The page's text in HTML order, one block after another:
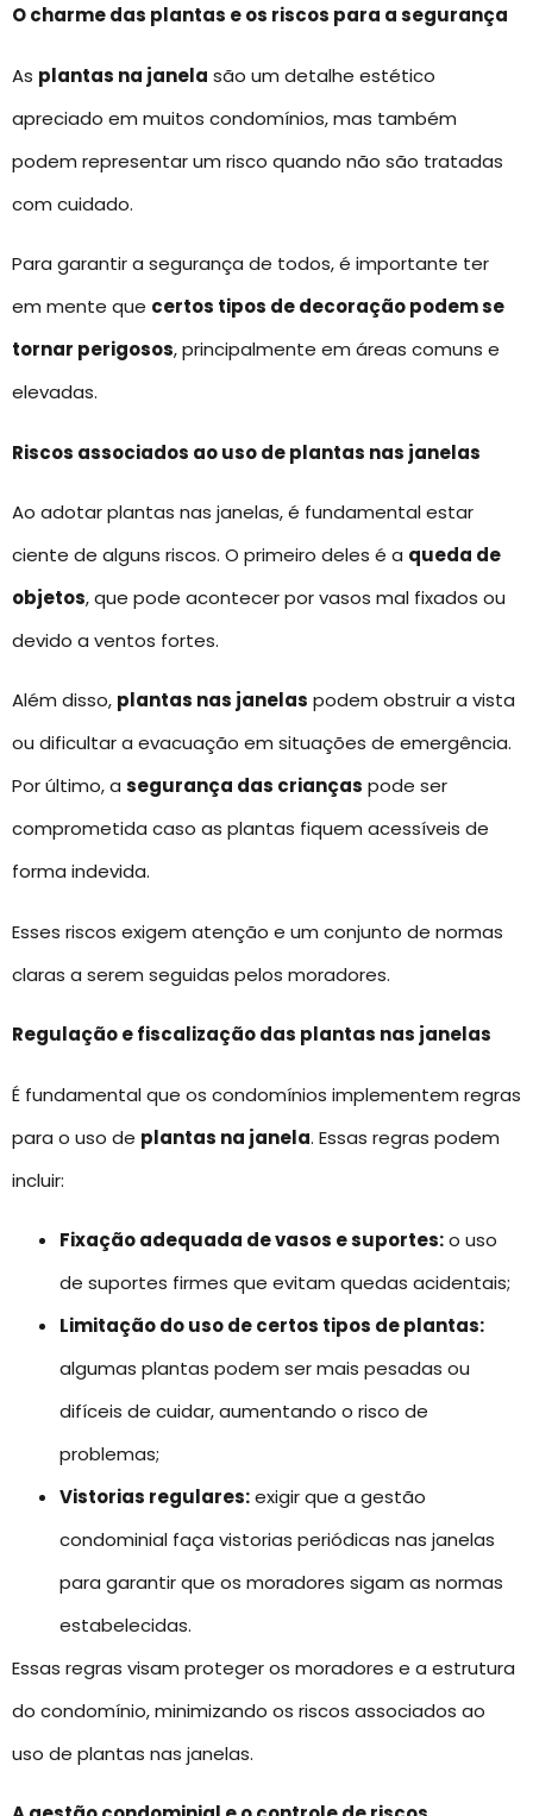
O charme das plantas e os riscos para a segurança
As plantas na janela são um detalhe estético
apreciado em muitos condomínios, mas também
podem representar um risco quando não são tratadas
com cuidado.
Para garantir a segurança de todos, é importante ter
em mente que certos tipos de decoração podem se
tornar perigosos, principalmente em áreas comuns e
elevadas.
Riscos associados ao uso de plantas nas janelas
Ao adotar plantas nas janelas, é fundamental estar
ciente de alguns riscos. O primeiro deles é a queda de
objetos, que pode acontecer por vasos mal fixados ou
devido a ventos fortes.
Além disso, plantas nas janelas podem obstruir a vista
ou dificultar a evacuação em situações de emergência.
Por último, a segurança das crianças pode ser
comprometida caso as plantas fiquem acessíveis de
forma indevida.
Esses riscos exigem atenção e um conjunto de normas
claras a serem seguidas pelos moradores.
Regulação e fiscalização das plantas nas janelas
É fundamental que os condomínios implementem regras
para o uso de plantas na janela. Essas regras podem
incluir:
Fixação adequada de vasos e suportes:o uso
de suportes firmes que evitam quedas acidentais;
Limitação do uso de certos tipos de plantas:
algumas plantas podem ser mais pesadas ou
difíceis de cuidar, aumentando o risco de
problemas;
Vistorias regulares:exigir que a gestão
condominial faça vistorias periódicas nas janelas
para garantir que os moradores sigam as normas
estabelecidas.
Essas regras visam proteger os moradores e a estrutura
do condomínio, minimizando os riscos associados ao
uso de plantas nas janelas.